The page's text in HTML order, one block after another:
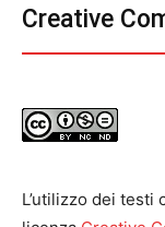
Creative
L’utilizzo dei